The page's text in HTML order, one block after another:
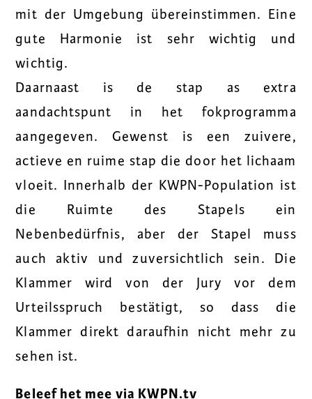
mit der Umgebung übereinstimmen. Eine
gute Harmonie ist sehr wichtig und
wichtig.
Daarnaast is de stap as extra
aandachtspunt in het fokprogramma
aangegeven. Gewenst is een zuivere,
actieve en ruime stap die door het lichaam
vloeit. Innerhalb der KWPN-Population ist
die Ruimte des Stapels ein
Nebenbedürfnis, aber der Stapel muss
auch aktiv und zuversichtlich sein. Die
Klammer wird von der Jury vor dem
Urteilsspruch bestätigt, so dass die
Klammer direkt daraufhin nicht mehr zu
sehen ist.
Beleef het mee via KWPN.tv